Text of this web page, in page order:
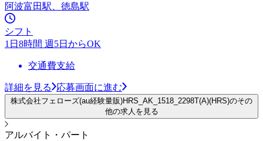
阿波富田駅、徳島駅
シフト
1日8時間 週5日からOK
交通費支給
詳細を見る 応募画面に進む
株式会社フェローズ(au経験量販)HRS_AK_1518_2298T(A)(HRS)のその
他の求人を見る
アルバイト・パート